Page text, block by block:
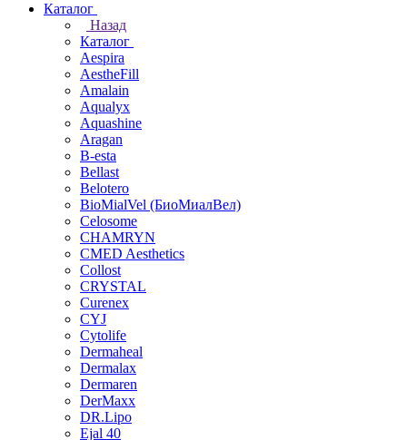
Каталог
Назад
Каталог
Aespira
AestheFill
Amalain
Aqualyx
Aquashine
Aragan
B-esta
Bellast
Belotero
BioMialVel (БиоМиалВел)
Celosome
CHAMRYN
CMED Aesthetics
Collost
CRYSTAL
Curenex
CYJ
Cytolife
Dermaheal
Dermalax
Dermaren
DerMaxx
DR.Lipo
Ejal 40